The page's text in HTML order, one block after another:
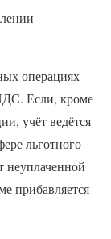
операциях
Если, кроме
учёт ведётся
льготного
неуплаченной
прибавляется